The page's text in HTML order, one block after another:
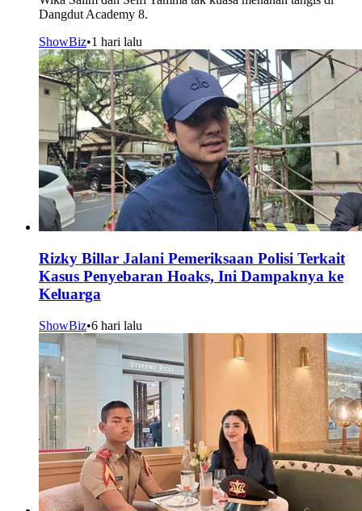
Dangdut Academy 8.
ShowBiz•1 hari lalu
Rizky Billar Jalani Pemeriksaan Polisi Terkait
Kasus Penyebaran Hoaks, Ini Dampaknya ke
Keluarga
ShowBiz•6 hari lalu